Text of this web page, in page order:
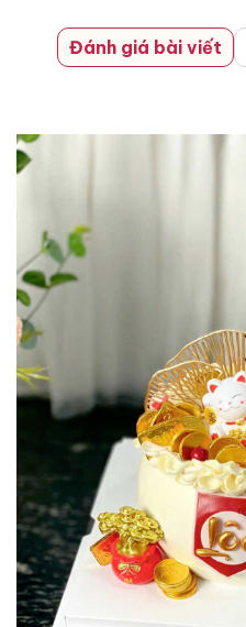
Đánh giá bài viết